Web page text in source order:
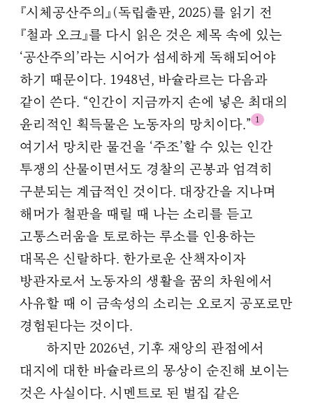
『시체공산주의』(독립출판, 2025)를 읽기 전
『철과 오크』를 다시 읽은 것은 제목 속에 있는
‘공산주의’라는 시어가 섬세하게 독해되어야
하기 때문이다. 1948년, 바슐라르는 다음과
같이 쓴다. “인간이 지금까지 손에 넣은 최대의
윤리적인 획득물은 노동자의 망치이다.” 1
여기서 망치란 물건을 ‘주조’할 수 있는 인간
투쟁의 산물이면서도 경찰의 곤봉과 엄격히
구분되는 계급적인 것이다. 대장간을 지나며
해머가 철판을 때릴 때 나는 소리를 듣고
고통스러움을 토로하는 루소를 인용하는
대목은 신랄하다. 한가로운 산책자이자
방관자로서 노동자의 생활을 꿈의 차원에서
사유할 때 이 금속성의 소리는 오로지 공포로만
경험된다는 것이다.
하지만 2026년, 기후 재앙의 관점에서
대지에 대한 바슐라르의 몽상이 순진해 보이는
것은 사실이다. 시멘트로 된 벌집 같은